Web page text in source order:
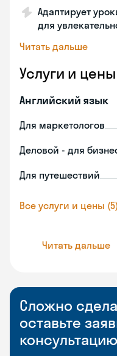
Адаптирует
для
Читать дальше
Услуги и цены
Английский язык
Для маркетологов
Деловой - для
Для путешествий
Все услуги и цены (5)
Читать дальше
Сложно
оставьте
консультацию